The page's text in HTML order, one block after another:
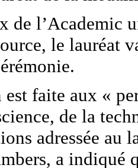
de l’Academic
le lauréat
faite aux «
de la
adressée au
a indiqué